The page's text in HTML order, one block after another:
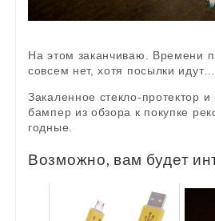
На этом заканчиваю. Времени
совсем нет, хотя посылки идут…
Закаленное стекло-протектор и
бампер из обзора к покупке
годные.
Возможно, вам будет